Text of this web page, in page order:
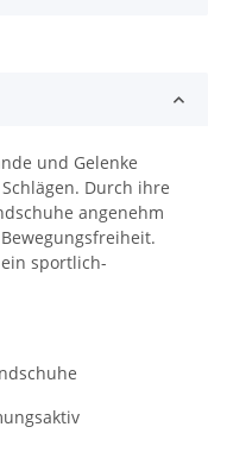
und Gelenke
Durch ihre
angenehm
sportlich-